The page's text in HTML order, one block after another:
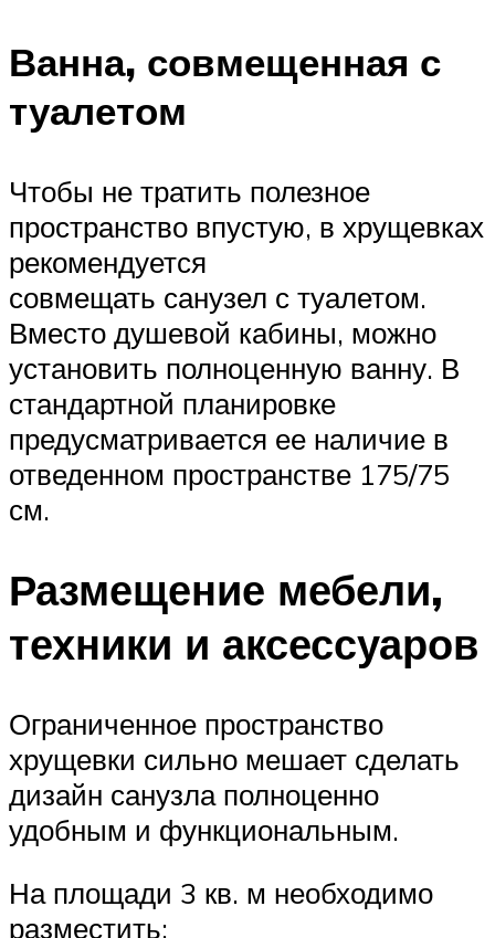
Ванна, совмещенная с
туалетом
Чтобы не тратить полезное
пространство впустую, в хрущевках
рекомендуется
совмещать санузел с туалетом.
Вместо душевой кабины, можно
установить полноценную ванну. В
стандартной планировке
предусматривается ее наличие в
отведенном пространстве 175/75
см.
Размещение мебели,
техники и аксессуаров
Ограниченное пространство
хрущевки сильно мешает сделать
дизайн санузла полноценно
удобным и функциональным.
На площади 3 кв. м необходимо
разместить: